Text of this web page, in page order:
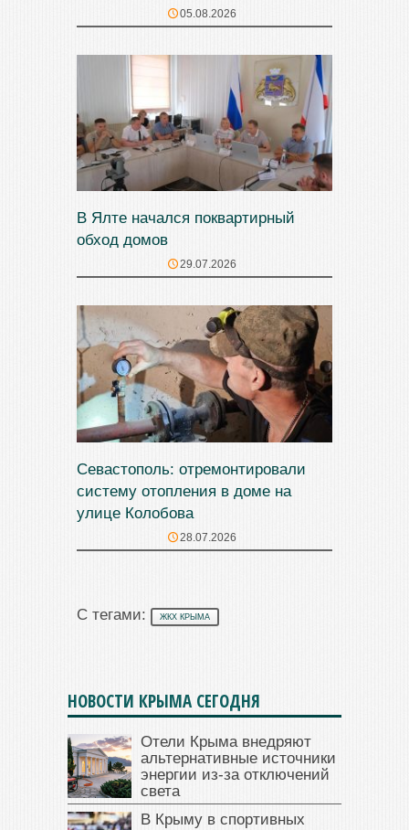
05.08.2026
В Ялте начался поквартирный
обход домов
29.07.2026
Севастополь: отремонтировали
систему отопления в доме на
улице Колобова
28.07.2026
С тегами: ЖКХ КРЫМА
НОВОСТИ КРЫМА СЕГОДНЯ
Отели Крыма внедряют
альтернативные источники
энергии из-за отключений
света
В Крыму в спортивных